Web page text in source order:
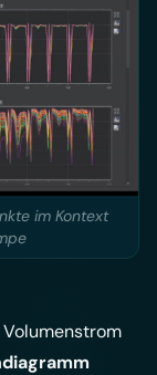
im Kontext